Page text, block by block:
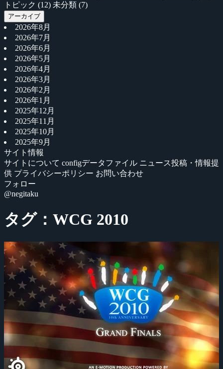
トピック (12) 未分類 (7)
アーカイブ
2026年8月
2026年7月
2026年6月
2026年5月
2026年4月
2026年3月
2026年2月
2026年1月
2025年12月
2025年11月
2025年10月
2025年9月
サイト情報
サイトについて configデータファイル ニュース投稿・情報提
供 プライバシーポリシー お問い合わせ
フォロー
@negitaku
タグ：WCG 2010